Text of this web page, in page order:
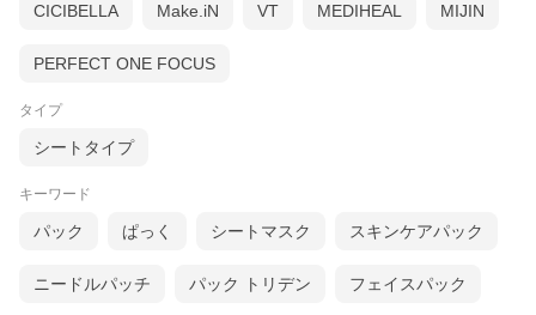
CICIBELLA Make.iN VT MEDIHEAL MIJIN
PERFECT ONE FOCUS
タイプ
シートタイプ
キーワード
パック ぱっく シートマスク スキンケアパック
ニードルパッチ パック トリデン フェイスパック